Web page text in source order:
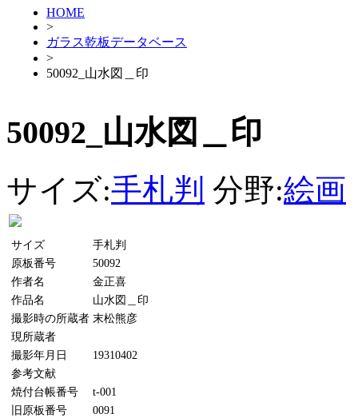
HOME
>
ガラス乾板データベース
>
50092_山水図＿印
50092_山水図＿印
サイズ:手札判 分野:絵画
サイズ
手札判
原板番号
50092
作者名
金正喜
作品名
山水図＿印
撮影時の所蔵者 末松熊彦
現所蔵者
撮影年月日
19310402
参考文献
焼付台帳番号
t-001
旧原板番号
0091